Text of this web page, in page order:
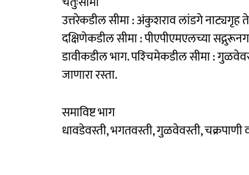
उत्तरेकडील सीमा : अंकुशराव लांडगे
दक्षिणेकडील सीमा : पीएपीएमएलच्या
डावीकडील भाग. पश्‍चिमेकडील सीमा :
जाणारा रस्ता.
समाविष्ट भाग
धावडेवस्ती, भगतवस्ती, गुळवेवस्ती, चक्रपाणी